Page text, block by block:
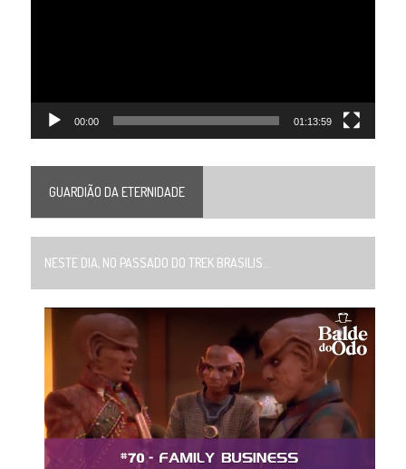
00:00 01:13:59
GUARDIÃO DA ETERNIDADE
NESTE DIA, NO PASSADO DO TREK BRASILIS...